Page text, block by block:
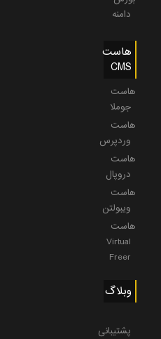
دامنه
هاست
CMS
هاست
جوملا
هاست
وردپرس
هاست
دروپال
هاست
ویبولتن
هاست
Virtual
Freer
وبلاگ
پشتیبانی